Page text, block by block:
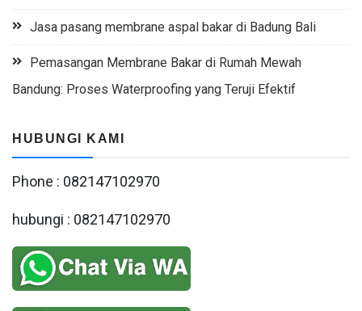
Jasa pasang membrane aspal bakar di Badung Bali
Pemasangan Membrane Bakar di Rumah Mewah
Bandung: Proses Waterproofing yang Teruji Efektif
HUBUNGI KAMI
Phone : 082147102970
hubungi : 082147102970